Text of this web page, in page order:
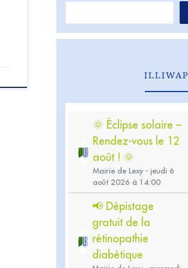
ILLIWAP